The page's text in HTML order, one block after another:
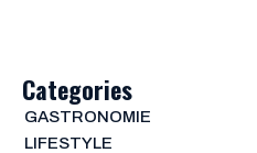
Categories
GASTRONOMIE
LIFESTYLE